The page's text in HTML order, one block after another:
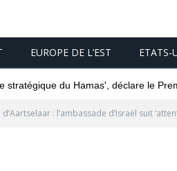
EUROPE DE L’EST ETATS-
stratégique du Hamas', déclare le
: l’ambassade d’Israël suit